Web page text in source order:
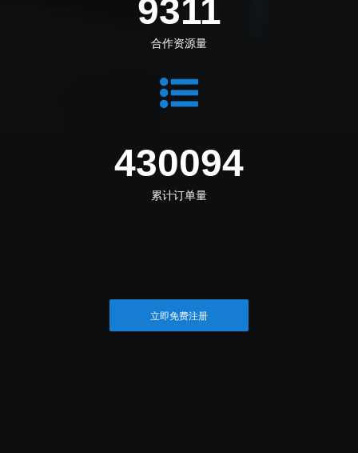
10386
合作资源量
464501
累计订单量
立即免费注册